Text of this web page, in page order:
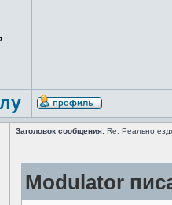
Заголовок сообщения: Re: Реально
Modulator